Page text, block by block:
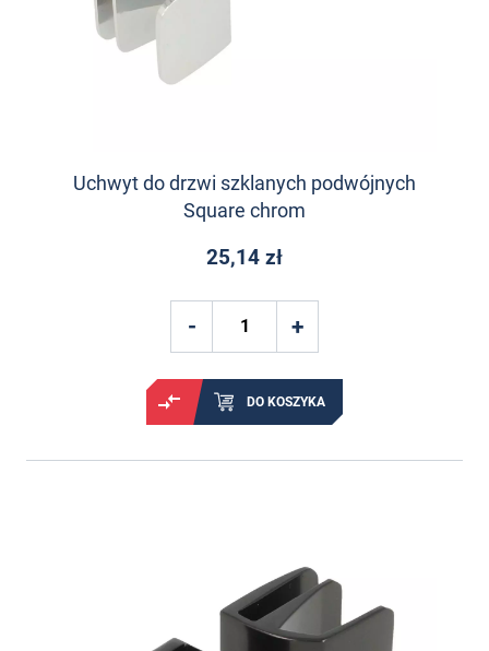
Uchwyt do drzwi szklanych podwójnych
Square chrom
25,14 zł
DO KOSZYKA